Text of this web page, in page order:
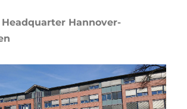
Headquarter Hannover-